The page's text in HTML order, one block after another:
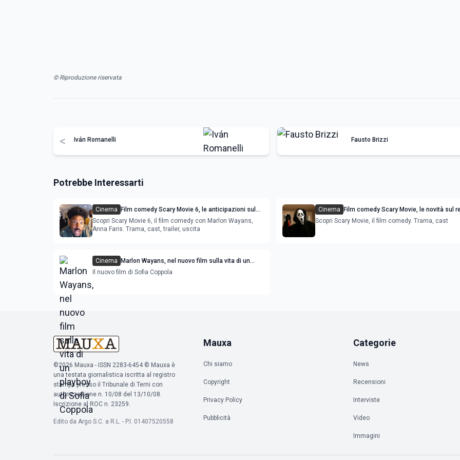
© Riproduzione riservata
< Iván Romanelli Fausto Brizzi
Potrebbe Interessarti
Cinema Film comedy Scary Movie 6, le anticipazioni sul
sequel
Scopri Scary Movie 6, il film comedy con Marlon Wayans,
Anna Faris. Trama, cast, trailer, uscita
Cinema Film comedy Scary Movie, le novità sul
Scopri Scary Movie, il film comedy. Trama, cast
Cinema Marlon Wayans, nel nuovo film sulla vita di un
playboy di Sofia Coppola
Il nuovo film di Sofia Coppola
©2026 Mauxa - ISSN 2283-6454 © Mauxa è
una testata giornalistica iscritta al registro
stampa presso il Tribunale di Terni con
autorizzazione n. 10/08 del 13/10/08.
Iscrizione al ROC n. 23259.
Edito da Argo S.C. a R.L. - P.I. 01407520558
Mauxa
Chi siamo
Copyright
Privacy Policy
Pubblicità
Categorie
News
Recensioni
Interviste
Video
Immagini